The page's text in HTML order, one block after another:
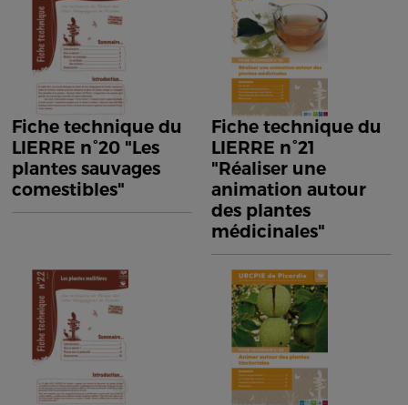
Fiche technique du
LIERRE n°20 "Les
plantes sauvages
comestibles"
Fiche technique du
LIERRE n°21
"Réaliser une
animation autour
des plantes
médicinales"